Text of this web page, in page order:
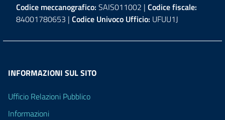
Codice meccanografico: SAIS011002 | Codice fiscale:
84001780653 | Codice Univoco Ufficio: UFUU1J
INFORMAZIONI SUL SITO
Ufficio Relazioni Pubblico
Informazioni